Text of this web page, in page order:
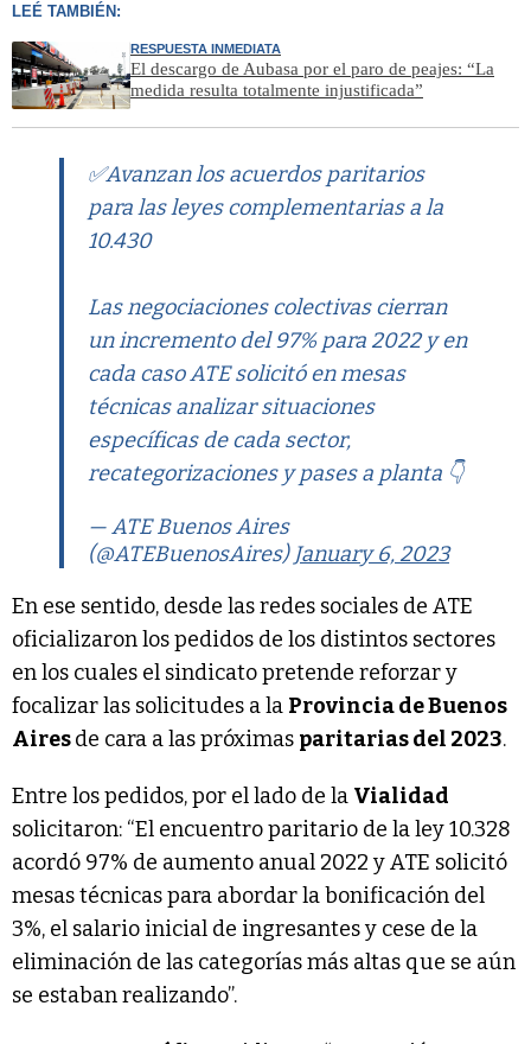
LEÉ TAMBIÉN:
RESPUESTA INMEDIATA
El descargo de Aubasa por el paro de peajes: “La
medida resulta totalmente injustificada”
✅Avanzan los acuerdos paritarios
para las leyes complementarias a la
10.430
Las negociaciones colectivas cierran
un incremento del 97% para 2022 y en
cada caso ATE solicitó en mesas
técnicas analizar situaciones
específicas de cada sector,
recategorizaciones y pases a planta 👇
— ATE Buenos Aires
(@ATEBuenosAires) January 6, 2023
En ese sentido, desde las redes sociales de ATE
oficializaron los pedidos de los distintos sectores
en los cuales el sindicato pretende reforzar y
focalizar las solicitudes a la Provincia de Buenos
Airesde cara a las próximas paritarias del 2023.
Entre los pedidos, por el lado de la Vialidad
solicitaron: “El encuentro paritario de la ley 10.328
acordó 97% de aumento anual 2022 y ATE solicitó
mesas técnicas para abordar la bonificación del
3%, el salario inicial de ingresantes y cese de la
eliminación de las categorías más altas que se aún
se estaban realizando”.